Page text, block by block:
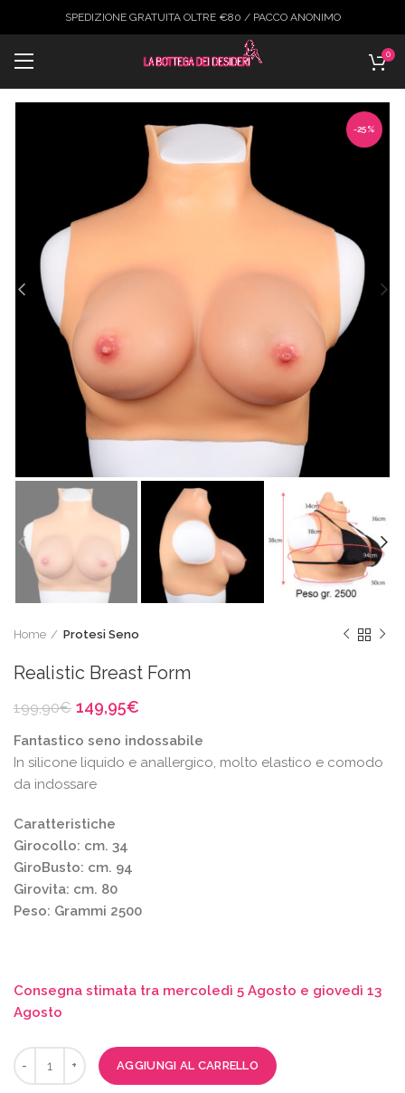
SPEDIZIONE GRATUITA OLTRE €80 / PACCO ANONIMO
0
-25%
Home Protesi Seno
Realistic Breast Form
199,90€ Il
originale
era:
199,90€.
149,95€
attuale
è:
Fantastico seno indossabile
In silicone liquido e anallergico, molto elastico e comodo
da indossare
Caratteristiche
Girocollo: cm. 34
GiroBusto: cm. 94
Girovita: cm. 80
Peso: Grammi 2500
Consegna stimata tra mercoledì 5 Agosto e giovedì 13
Agosto
AGGIUNGI AL CARRELLO